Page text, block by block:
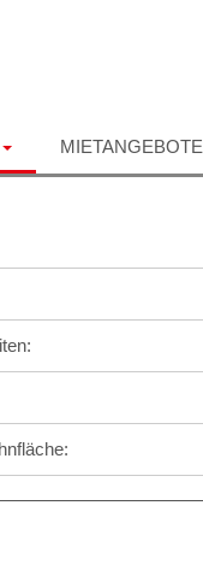
MIETANGEBOTE